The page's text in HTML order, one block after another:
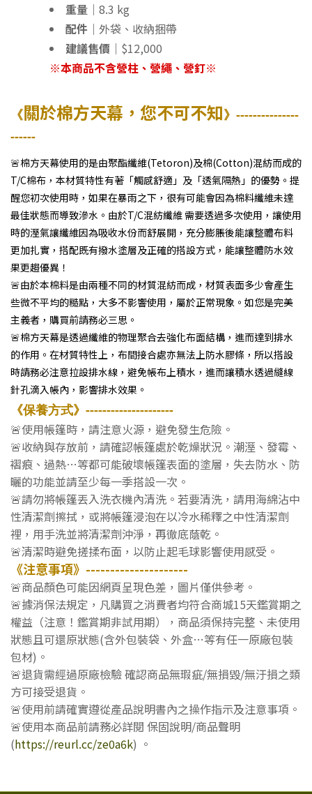
重量｜ 8.3 kg
配件｜ 外袋、收納捆帶
建議售價｜ $12,000
※本商品不含營柱、營繩、營釘※
《關於棉方天幕，您不可不知》---------------
------
🚨棉方天幕使用的是由聚酯纖維(Tetoron)及棉(Cotton)混紡而成的
T/C棉布，本材質特性有著「觸感舒適」及「透氣隔熱」的優勢。提
醒您初次使用時，如果在暴雨之下，很有可能會因為棉料纖維未達
最佳狀態而導致滲水。由於T/C混紡纖維 需要透過多次使用，讓使用
時的溼氣讓纖維因為吸收水份而舒展開，充分膨脹後能讓整體布料
更加扎實，搭配既有撥水塗層及正確的搭設方式，能讓整體防水效
果更趨優異！
🚨由於本棉料是由兩種不同的材質混紡而成，材質表面多少會產生
些微不平均的糙點，大多不影響使用，屬於正常現象。如您是完美
主義者，購買前請務必三思。
🚨棉方天幕是透過纖維的物理聚合去強化布面結構，進而達到排水
的作用。在材質特性上，布間接合處亦無法上防水膠條，所以搭設
時請務必注意拉設排水線，避免帳布上積水，進而讓積水透過縫線
針孔滴入帳內，影響排水效果。
《保養方式》---------------------
🚨使用帳篷時，請注意火源，避免發生危險。
🚨收納與存放前，請確認帳篷處於乾燥狀況。潮溼、發霉、
褶痕、過熱…等都可能破壞帳篷表面的塗層，失去防水、防
曬的功能並請至少每一季搭設一次。
🚨請勿將帳篷丟入洗衣機內清洗。若要清洗，請用海綿沾中
性清潔劑擦拭，或將帳篷浸泡在以冷水稀釋之中性清潔劑
裡，用手洗並將清潔劑沖淨，再徹底蔭乾。
🚨清潔時避免搓揉布面，以防止起毛球影響使用感受。
《注意事項》---------------------
🚨商品顏色可能因網頁呈現色差，圖片僅供參考。
🚨據消保法規定，凡購買之消費者均符合商城15天鑑賞期之
權益（注意！鑑賞期非試用期），商品須保持完整、未使用
狀態且可還原狀態(含外包裝袋、外盒…等有任一原廠包裝
包材)。
🚨退貨需經過原廠檢驗 確認商品無瑕疵/無損毀/無汙損之類
方可接受退貨。
🚨使用前請確實遵從產品說明書內之操作指示及注意事項。
🚨使用本商品前請務必詳閱 保固說明/商品聲明
(https://reurl.cc/ze0a6k) 。